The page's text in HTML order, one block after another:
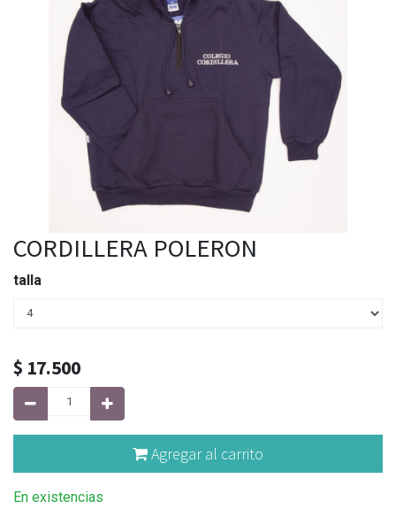
CORDILLERA POLERON
talla
$ 17.500
Agregar al carrito
En existencias